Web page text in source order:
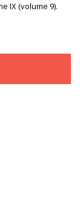
IX (volume 9).